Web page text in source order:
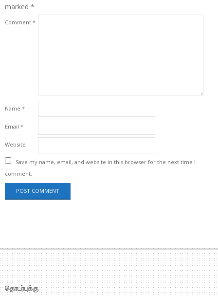
marked *
Comment *
Name *
Email *
Website
Save my name, email, and website in this browser for the next time I
comment.
தொடர்புக்கு